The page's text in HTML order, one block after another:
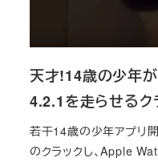
天才!14歳の少年
4.2.1を走らせる
若干14歳の少年アプリ
のクラックし、Apple